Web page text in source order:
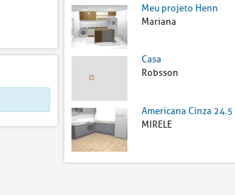
Meu projeto Henn
Mariana
Casa
Robsson
Americana Cinza 24.5
MIRELE